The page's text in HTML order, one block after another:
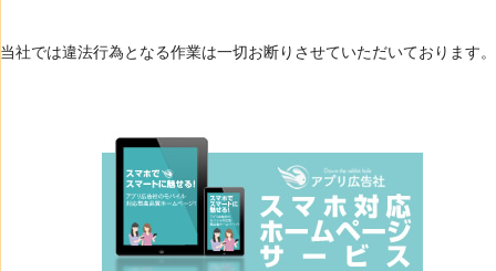
当社では違法行為となる作業は一切お断りさせていただいております。